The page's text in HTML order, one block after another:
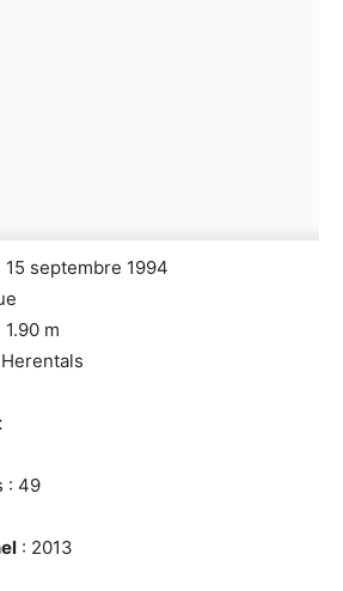
15 septembre 1994
m
: 49
: 2013